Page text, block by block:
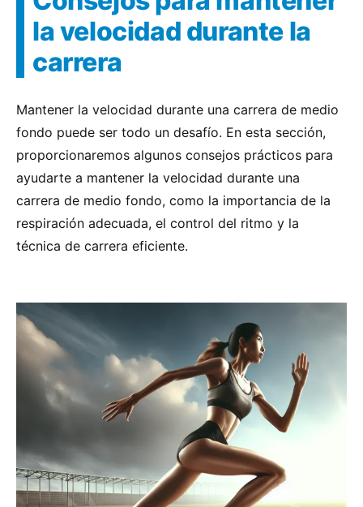
la velocidad durante la
carrera
Mantener la velocidad durante una carrera de medio
fondo puede ser todo un desafío. En esta sección,
proporcionaremos algunos consejos prácticos para
ayudarte a mantener la velocidad durante una
carrera de medio fondo, como la importancia de la
respiración adecuada, el control del ritmo y la
técnica de carrera eficiente.